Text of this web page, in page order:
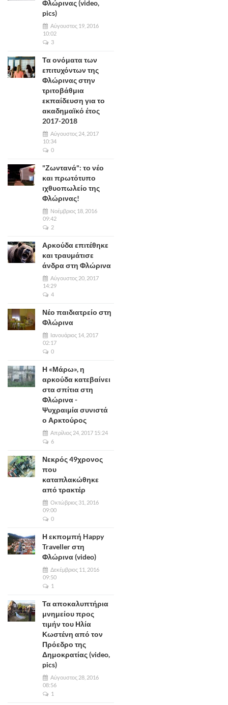
Φλώρινας (video,
pics)
Αύγουστος 19, 2016
10:02
3
Τα ονόματα των
επιτυχόντων της
Φλώρινας στην
τριτοβάθμια
εκπαίδευση για το
ακαδημαϊκό έτος
2017-2018
Αύγουστος 24, 2017
10:34
0
"Ζωντανά": το νέο
και πρωτότυπο
ιχθυοπωλείο της
Φλώρινας!
Νοέμβριος 18, 2016
09:42
2
Αρκούδα επιτέθηκε
και τραυμάτισε
άνδρα στη Φλώρινα
Αύγουστος 20, 2017
14:29
4
Νέο παιδιατρείο στη
Φλώρινα
Ιανουάριος 14, 2017
02:17
0
Η «Μάρω», η
αρκούδα κατεβαίνει
στα σπίτια στη
Φλώρινα -
Ψυχραιμία συνιστά
ο Αρκτούρος
Απρίλιος 24, 2017 15:24
6
Νεκρός 49χρονος
που
καταπλακώθηκε
από τρακτέρ
Οκτώβριος 31, 2016
09:00
0
Η εκπομπή Happy
Traveller στη
Φλώρινα (video)
Δεκέμβριος 11, 2016
09:50
1
Τα αποκαλυπτήρια
μνημείου προς
τιμήν του Ηλία
Κωστένη από τον
Πρόεδρο της
Δημοκρατίας (video,
pics)
Αύγουστος 28, 2016
08:56
1